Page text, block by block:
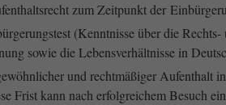
zum Zeitpunkt der
(Kenntnisse über die Rechts-
sowie die Lebensverhältnisse in
und rechtmäßiger Aufenthalt in
Frist kann nach erfolgreichem Besuch